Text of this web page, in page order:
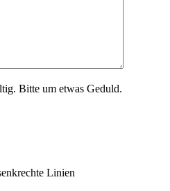
Bitte um etwas Geduld.